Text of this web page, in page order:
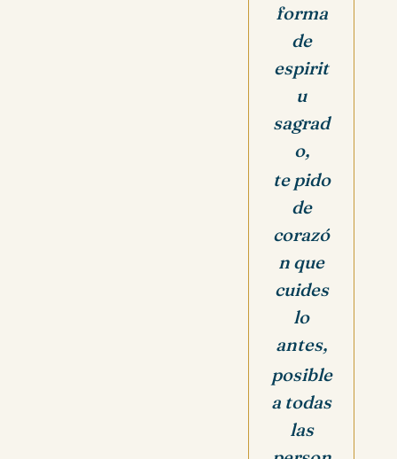
forma
de
espirit
u
sagrad
o,
te pido
de
corazó
n que
cuides
lo
antes,
posible
a todas
las